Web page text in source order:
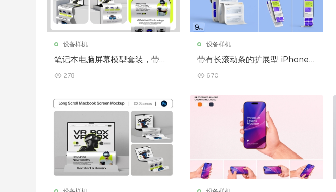
设备样机
笔记本电脑屏幕模型套装，带加
278
设备样机
带有长滚动条的扩展型 iPhone
670